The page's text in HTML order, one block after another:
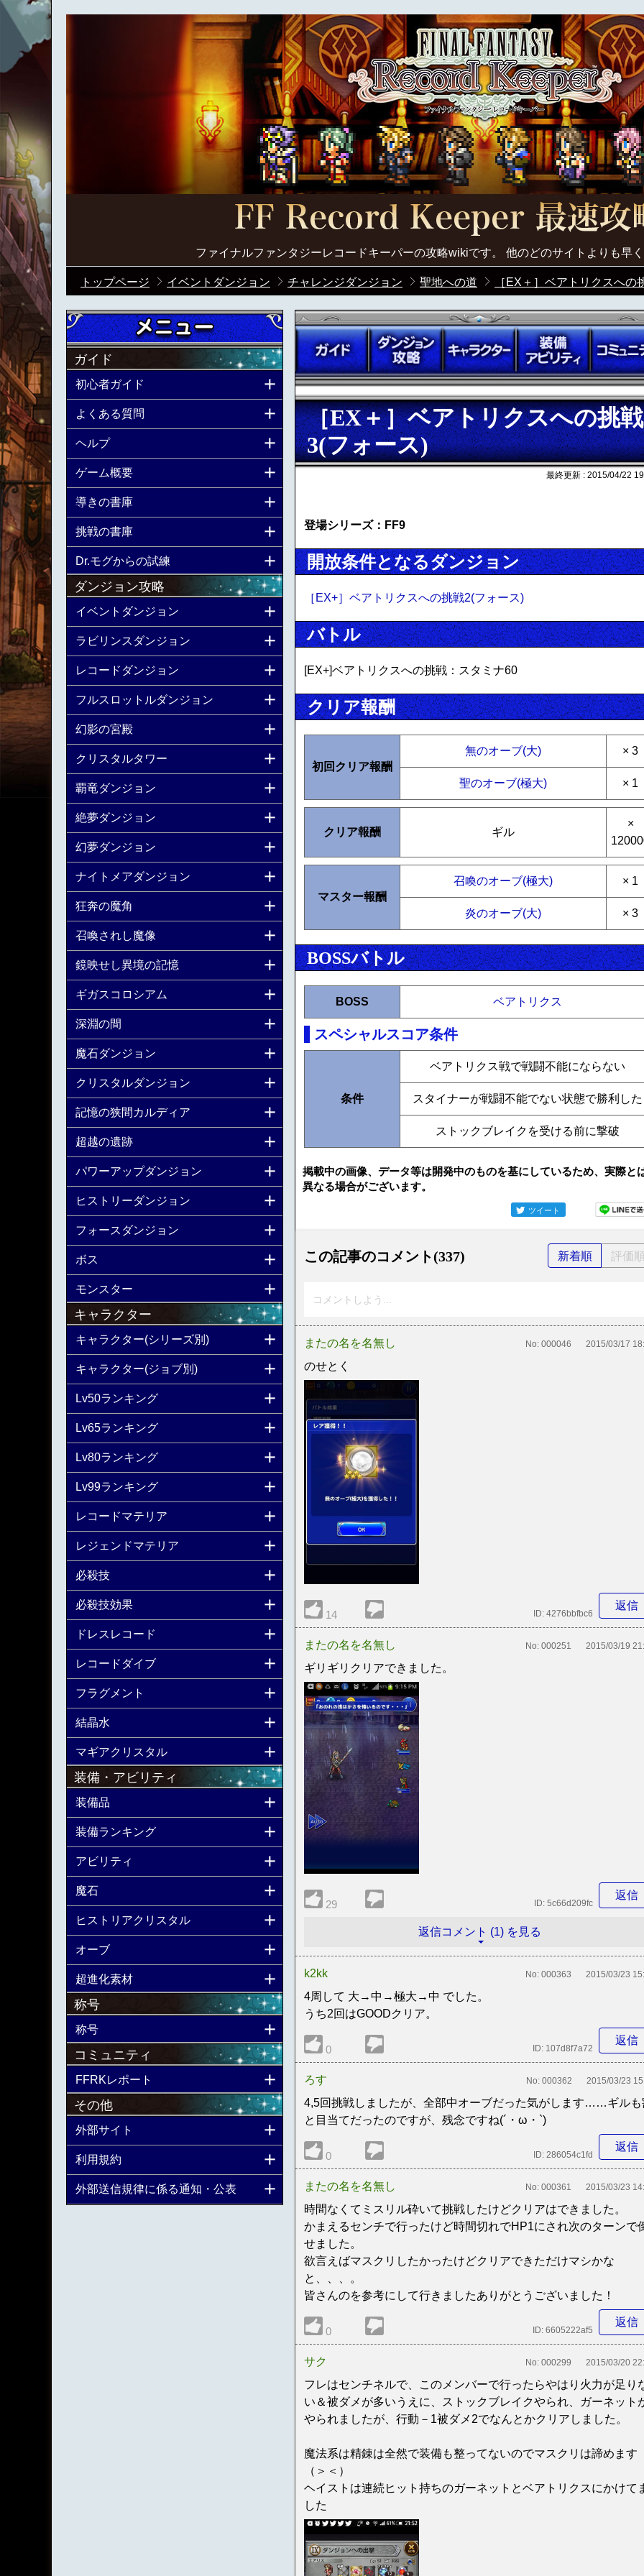
ファイナルファンタジーレコードキーパーの攻略wikiです。 他のどのサイトよりも早
トップページ イベントダンジョン チャレンジダンジョン 聖地への道 ［EX＋］ベアトリクスへの
［EX＋］ベアトリクスへの挑戦
3(フォース)
最終更新 : 2015/04/22
登場シリーズ：FF9
開放条件となるダンジョン
［EX+］ベアトリクスへの挑戦2(フォース)
バトル
[EX+]ベアトリクスへの挑戦：スタミナ60
クリア報酬
初回クリア報酬
無のオーブ(大) × 3
聖のオーブ(極大) × 1
クリア報酬 ギル
×
マスター報酬
召喚のオーブ(極大) × 1
炎のオーブ(大) × 3
BOSSバトル
BOSS ベアトリクス
スペシャルスコア条件
条件
ベアトリクス戦で戦闘不能にならない
スタイナーが戦闘不能でない状態で勝利した
ストックブレイクを受ける前に撃破
掲載中の画像、データ等は開発中のものを基にしているため、実際と
異なる場合がございます。
ツイート
この記事のコメント(337) 新着順 評価
コメントしよう...
またの名を名無し No: 000046 2015/03/17
のせとく
14
返信
ID: 4276bbfbc6
またの名を名無し No: 000251 2015/03/19
ギリギリクリアできました。
29
返信
ID: 5c66d209fc
返信コメント (1) を見る
k2kk No: 000363 2015/03/23
4周して 大→中→極大→中 でした。
うち2回はGOODクリア。
0
返信
ID: 107d8f7a72
ろす No: 000362 2015/03/23
4,5回挑戦しましたが、全部中オーブだった気がします……ギルも
と目当てだったのですが、残念ですね(´・ω・`)
0
返信
ID: 286054c1fd
またの名を名無し No: 000361 2015/03/23
時間なくてミスリル砕いて挑戦したけどクリアはできました。
かまえるセンチで行ったけど時間切れでHP1にされ次のターンで
せました。
欲言えばマスクリしたかったけどクリアできただけマシかな
と、、、。
皆さんのを参考にして行きましたありがとうございました！
0
返信
ID: 6605222af5
サク No: 000299 2015/03/20
フレはセンチネルで、このメンバーで行ったらやはり火力が足り
い＆被ダメが多いうえに、ストックブレイクやられ、ガーネット
やられましたが、行動－1被ダメ2でなんとかクリアしました。
魔法系は精錬は全然で装備も整ってないのでマスクリは諦めます
（＞＜）
ヘイストは連続ヒット持ちのガーネットとベアトリクスにかけて
した
ガイド
初心者ガイド
よくある質問
ヘルプ
ゲーム概要
導きの書庫
挑戦の書庫
Dr.モグからの試練
ダンジョン攻略
イベントダンジョン
ラビリンスダンジョン
レコードダンジョン
フルスロットルダンジョン
幻影の宮殿
クリスタルタワー
覇竜ダンジョン
絶夢ダンジョン
幻夢ダンジョン
ナイトメアダンジョン
狂奔の魔角
召喚されし魔像
鏡映せし異境の記憶
ギガスコロシアム
深淵の間
魔石ダンジョン
クリスタルダンジョン
記憶の狭間カルディア
超越の遺跡
パワーアップダンジョン
ヒストリーダンジョン
フォースダンジョン
ボス
モンスター
キャラクター
キャラクター(シリーズ別)
キャラクター(ジョブ別)
Lv50ランキング
Lv65ランキング
Lv80ランキング
Lv99ランキング
レコードマテリア
レジェンドマテリア
必殺技
必殺技効果
ドレスレコード
レコードダイブ
フラグメント
結晶水
マギアクリスタル
装備・アビリティ
装備品
装備ランキング
アビリティ
魔石
ヒストリアクリスタル
オーブ
超進化素材
称号
称号
コミュニティ
FFRKレポート
その他
外部サイト
利用規約
外部送信規律に係る通知・公表